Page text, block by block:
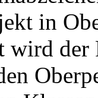
in
wird der